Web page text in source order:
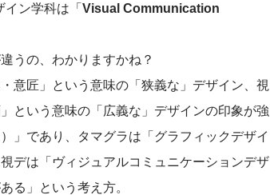
ン学科は「 Visual Communication
うの、わかりますかね？
意匠」という意味の「狭義な」デザイン、視
という意味の「広義な」デザインの印象が強
」であり、タマグラは「グラフィックデザイ
デは「ヴィジュアルコミュニケーションデザ
る」という考え方。